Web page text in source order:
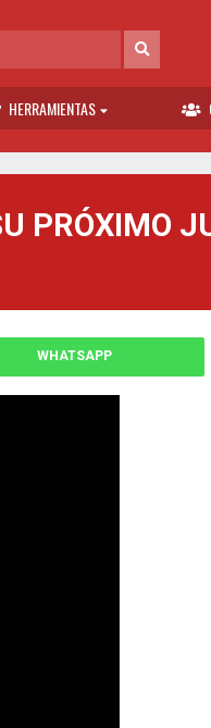
HERRAMIENTAS
PRÓXIMO
WHATSAPP